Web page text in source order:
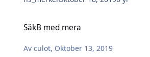
SäkB med mera
Avculot, Oktober 13, 2019